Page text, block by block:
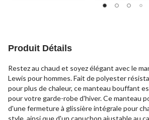
Produit Détails
Restez au chaud et soyez élégant avec le
Lewis pour hommes. Fait de polyester
pour plus de chaleur, ce manteau bouffant
pour votre garde-robe d'hiver. Ce manteau
d'une fermeture à glissière intégrale pour
style, ainsi que d'un capuchon ajustable au